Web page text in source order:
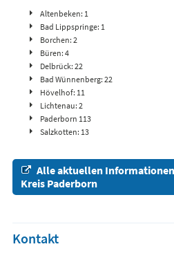
Altenbeken: 1
Bad Lippspringe: 1
Borchen: 2
Büren: 4
Delbrück: 22
Bad Wünnenberg: 22
Hövelhof: 11
Lichtenau: 2
Paderborn 113
Salzkotten: 13
Alle aktuellen
Kreis Paderborn
Kontakt